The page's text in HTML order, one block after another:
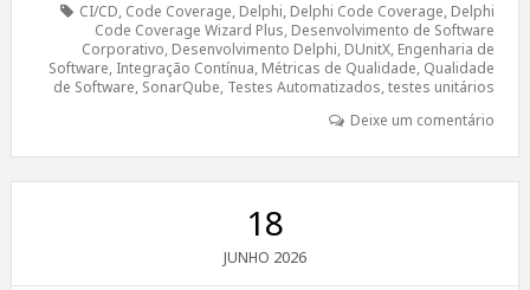
CI/CD, Code Coverage, Delphi, Delphi Code Coverage, Delphi
Code Coverage Wizard Plus, Desenvolvimento de Software
Corporativo, Desenvolvimento Delphi, DUnitX, Engenharia de
Software, Integração Contínua, Métricas de Qualidade, Qualidade
de Software, SonarQube, Testes Automatizados,testes unitários
Deixe um comentário
18
JUNHO 2026